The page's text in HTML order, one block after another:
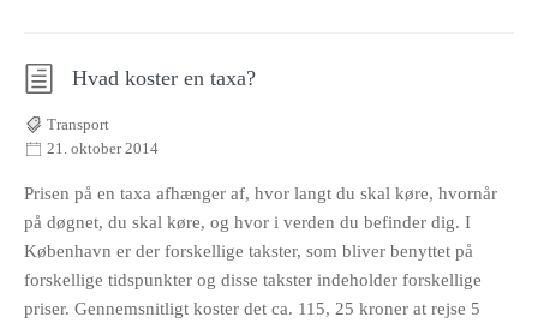
Hvad koster en taxa?
Transport
21. oktober 2014
Prisen på en taxa afhænger af, hvor langt du skal køre, hvornår
på døgnet, du skal køre, og hvor i verden du befinder dig. I
København er der forskellige takster, som bliver benyttet på
forskellige tidspunkter og disse takster indeholder forskellige
priser. Gennemsnitligt koster det ca. 115, 25 kroner at rejse 5